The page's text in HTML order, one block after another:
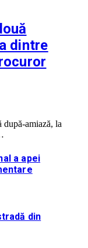
dintre
amiază, la
a apei
din